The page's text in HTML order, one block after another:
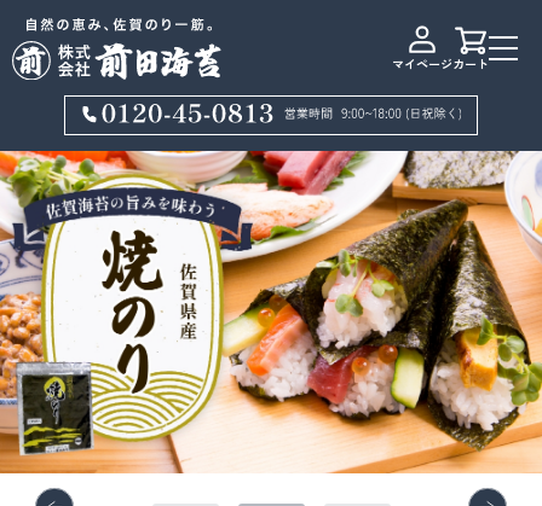
マイページカート